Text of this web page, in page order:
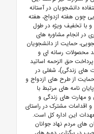
دانشجویان در آستانه
چون هفته ازدواج، هفته
و با تخفیف ویژه در طول
در انجام مشاوره های
حمایت از دانشجویان
محصولات رسانه ای و
حق الزحمه اساتید
های زندگی)، شغلی در
از طرح های ازدواج و
نامه های مرتبط با
و مهارت های زندگی و
اقدامات مشترک در راستای
این اداره کل است.
های مردم نهاد جوانان